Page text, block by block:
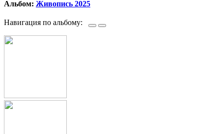
Альбом: Живопись 2025
Навигация по альбому: